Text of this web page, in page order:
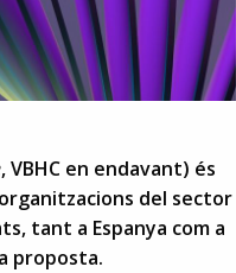
, VBHC en endavant) és
del sector
tant a Espanya com a
proposta.